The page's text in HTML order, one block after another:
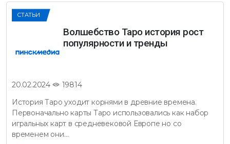
СТАТЬИ
Волшебство Таро история рост
популярности и тренды
20.02.2024
19814
История Таро уходит корнями в древние времена.
Первоначально карты Таро использовались как набор
игральных карт в средневековой Европе но со
временем они…